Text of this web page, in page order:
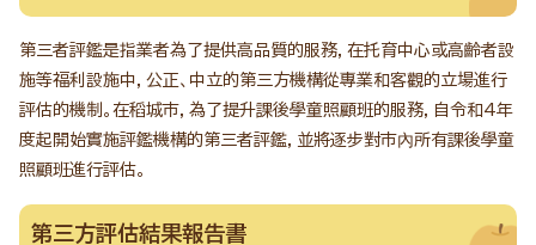
第三者評鑑是指業者為了提供高品質的服務，在托育中心或高齡者設
施等福利設施中，公正、中立的第三方機構從專業和客觀的立場進行
評估的機制。在稻城市，為了提升課後學童照顧班的服務，自令和4年
度起開始實施評鑑機構的第三者評鑑，並將逐步對市內所有課後學童
照顧班進行評估。
第三方評估結果報告書